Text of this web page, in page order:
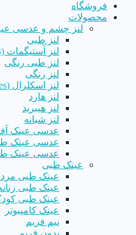
فروشگاه
محصولات
لنز چشم و عدسی
لنز طبی
لنز آستیگمات
لنز طبی رنگی
لنز رنگی
لنز اسکلرال (Scleral Lenses)
لنز هارد
لنز هیبرید
لنز شبانه
عدسی عینک
عدسی عینک
عدسی عینک
عینک طبی
عینک طبی
عینک طبی
عینک طبی
عینک کامپیوتر
نیم فریم
بدون فریم